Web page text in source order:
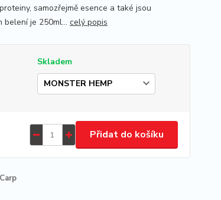
samozřejmě esence a také jsou
belení je 250ml... celý popis
Skladem
Přidat do košíku